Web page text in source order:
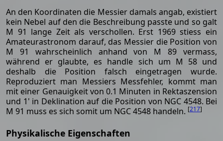
An den Koordinaten die Messier damals angab, existiert
kein Nebel auf den die Beschreibung passte und so galt
M 91 lange Zeit als verschollen. Erst 1969 stiess ein
Amateurastronom darauf, das Messier die Position von
M 91 wahrscheinlich anhand von M 89 vermass,
während er glaubte, es handle sich um M 58 und
deshalb die Position falsch eingetragen wurde.
Reproduziert man Messiers Messfehler, kommt man
mit einer Genauigkeit von 0.1 Minuten in Rektaszension
und 1' in Deklination auf die Position von NGC 4548. Bei
M 91 muss es sich somit um NGC 4548 handeln. [217]
Physikalische Eigenschaften